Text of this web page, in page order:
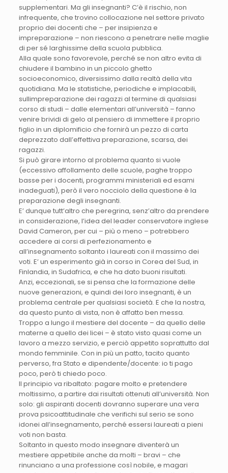
supplementari. Ma gli insegnanti? C’è il rischio, non
infrequente, che trovino collocazione nel settore privato
proprio dei docenti che – per insipienza e
impreparazione – non riescono a penetrare nelle maglie
di per sé larghissime della scuola pubblica.
Alla quale sono favorevole, perché se non altro evita di
chiudere il bambino in un piccolo ghetto
socioeconomico, diversissimo dalla realtà della vita
quotidiana. Ma le statistiche, periodiche e implacabili,
sullimpreparazione dei ragazzi al termine di qualsiasi
corso di studi – dalle elementari all’università – fanno
venire brividi di gelo al pensiero di immettere il proprio
figlio in un diplomificio che fornirà un pezzo di carta
deprezzato dall’effettiva preparazione, scarsa, dei
ragazzi.
Si può girare intorno al problema quanto si vuole
(eccessivo affollamento delle scuole, paghe troppo
basse per i docenti, programmi ministeriali ed esami
inadeguati), però il vero nocciolo della questione è la
preparazione degli insegnanti.
E’ dunque tutt’altro che peregrina, senz’altro da prendere
in considerazione, l’idea del leader conservatore inglese
David Cameron, per cui – più o meno – potrebbero
accedere ai corsi di perfezionamento e
all’insegnamento soltanto i laureati con il massimo dei
voti. E’ un esperimento già in corso in Corea del Sud, in
Finlandia, in Sudafrica, e che ha dato buoni risultati.
Anzi, eccezionali, se si pensa che la formazione delle
nuove generazioni, e quindi dei loro insegnanti, è un
problema centrale per qualsiasi società. E che la nostra,
da questo punto di vista, non è affatto ben messa.
Troppo a lungo il mestiere del docente – da quello delle
materne a quello dei licei – è stato visto quasi come un
lavoro a mezzo servizio, e perciò appetito soprattutto dal
mondo femminile. Con in più un patto, tacito quanto
perverso, fra Stato e dipendente/docente: io ti pago
poco, però ti chiedo poco.
Il principio va ribaltato: pagare molto e pretendere
moltissimo, a partire dai risultati ottenuti all’università. Non
solo: gli aspiranti docenti dovranno superare una vera
prova psicoattitudinale che verifichi sul serio se sono
idonei all’insegnamento, perché essersi laureati a pieni
voti non basta.
Soltanto in questo modo insegnare diventerà un
mestiere appetibile anche da molti – bravi – che
rinunciano a una professione così nobile, e magari